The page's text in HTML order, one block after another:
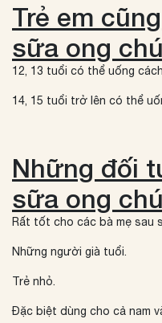
Trẻ em
sữa ong
12, 13 tuổi có thể uống
14, 15 tuổi trở lên có thể
Những đối
sữa ong
Rất tốt cho các bà mẹ sau
Những người già tuổi.
Trẻ nhỏ.
Đặc biệt dùng cho cả nam